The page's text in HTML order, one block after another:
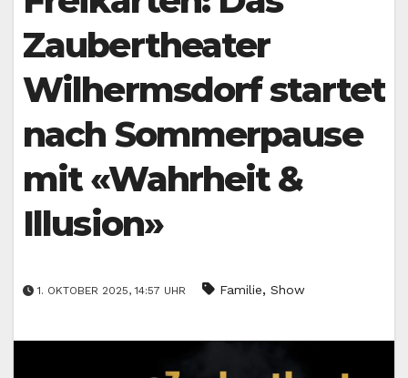
Zaubertheater
Wilhermsdorf startet
nach Sommerpause
mit «Wahrheit &
Illusion»
1. OKTOBER 2025, 14:57 UHR Familie, Show